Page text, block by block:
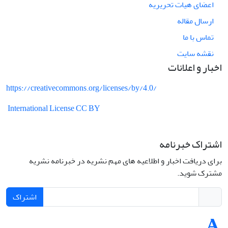
اعضای هیات تحریریه
ارسال مقاله
تماس با ما
نقشه سایت
اخبار و اعلانات
https://creativecommons.org/licenses/by/4.0/
International License CC BY
اشتراک خبرنامه
برای دریافت اخبار و اطلاعیه های مهم نشریه در خبرنامه نشریه
مشترک شوید.
اشتراک